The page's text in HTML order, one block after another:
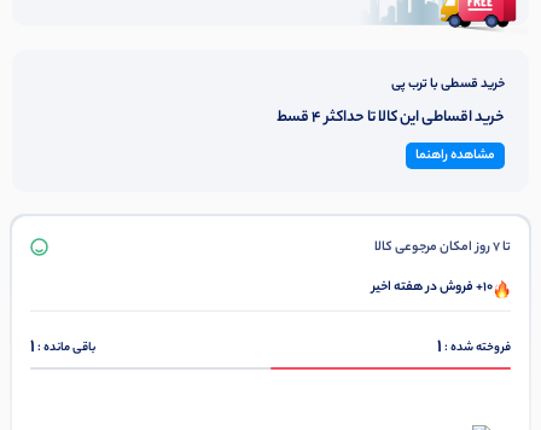
خرید قسطی با ترب پی
خرید اقساطی این کالا تا حداکثر 4 قسط
مشاهده راهنما
تا 7 روز امکان مرجوعی کالا
10+ فروش در هفته اخیر
فروخته شده :1 باقی مانده :1